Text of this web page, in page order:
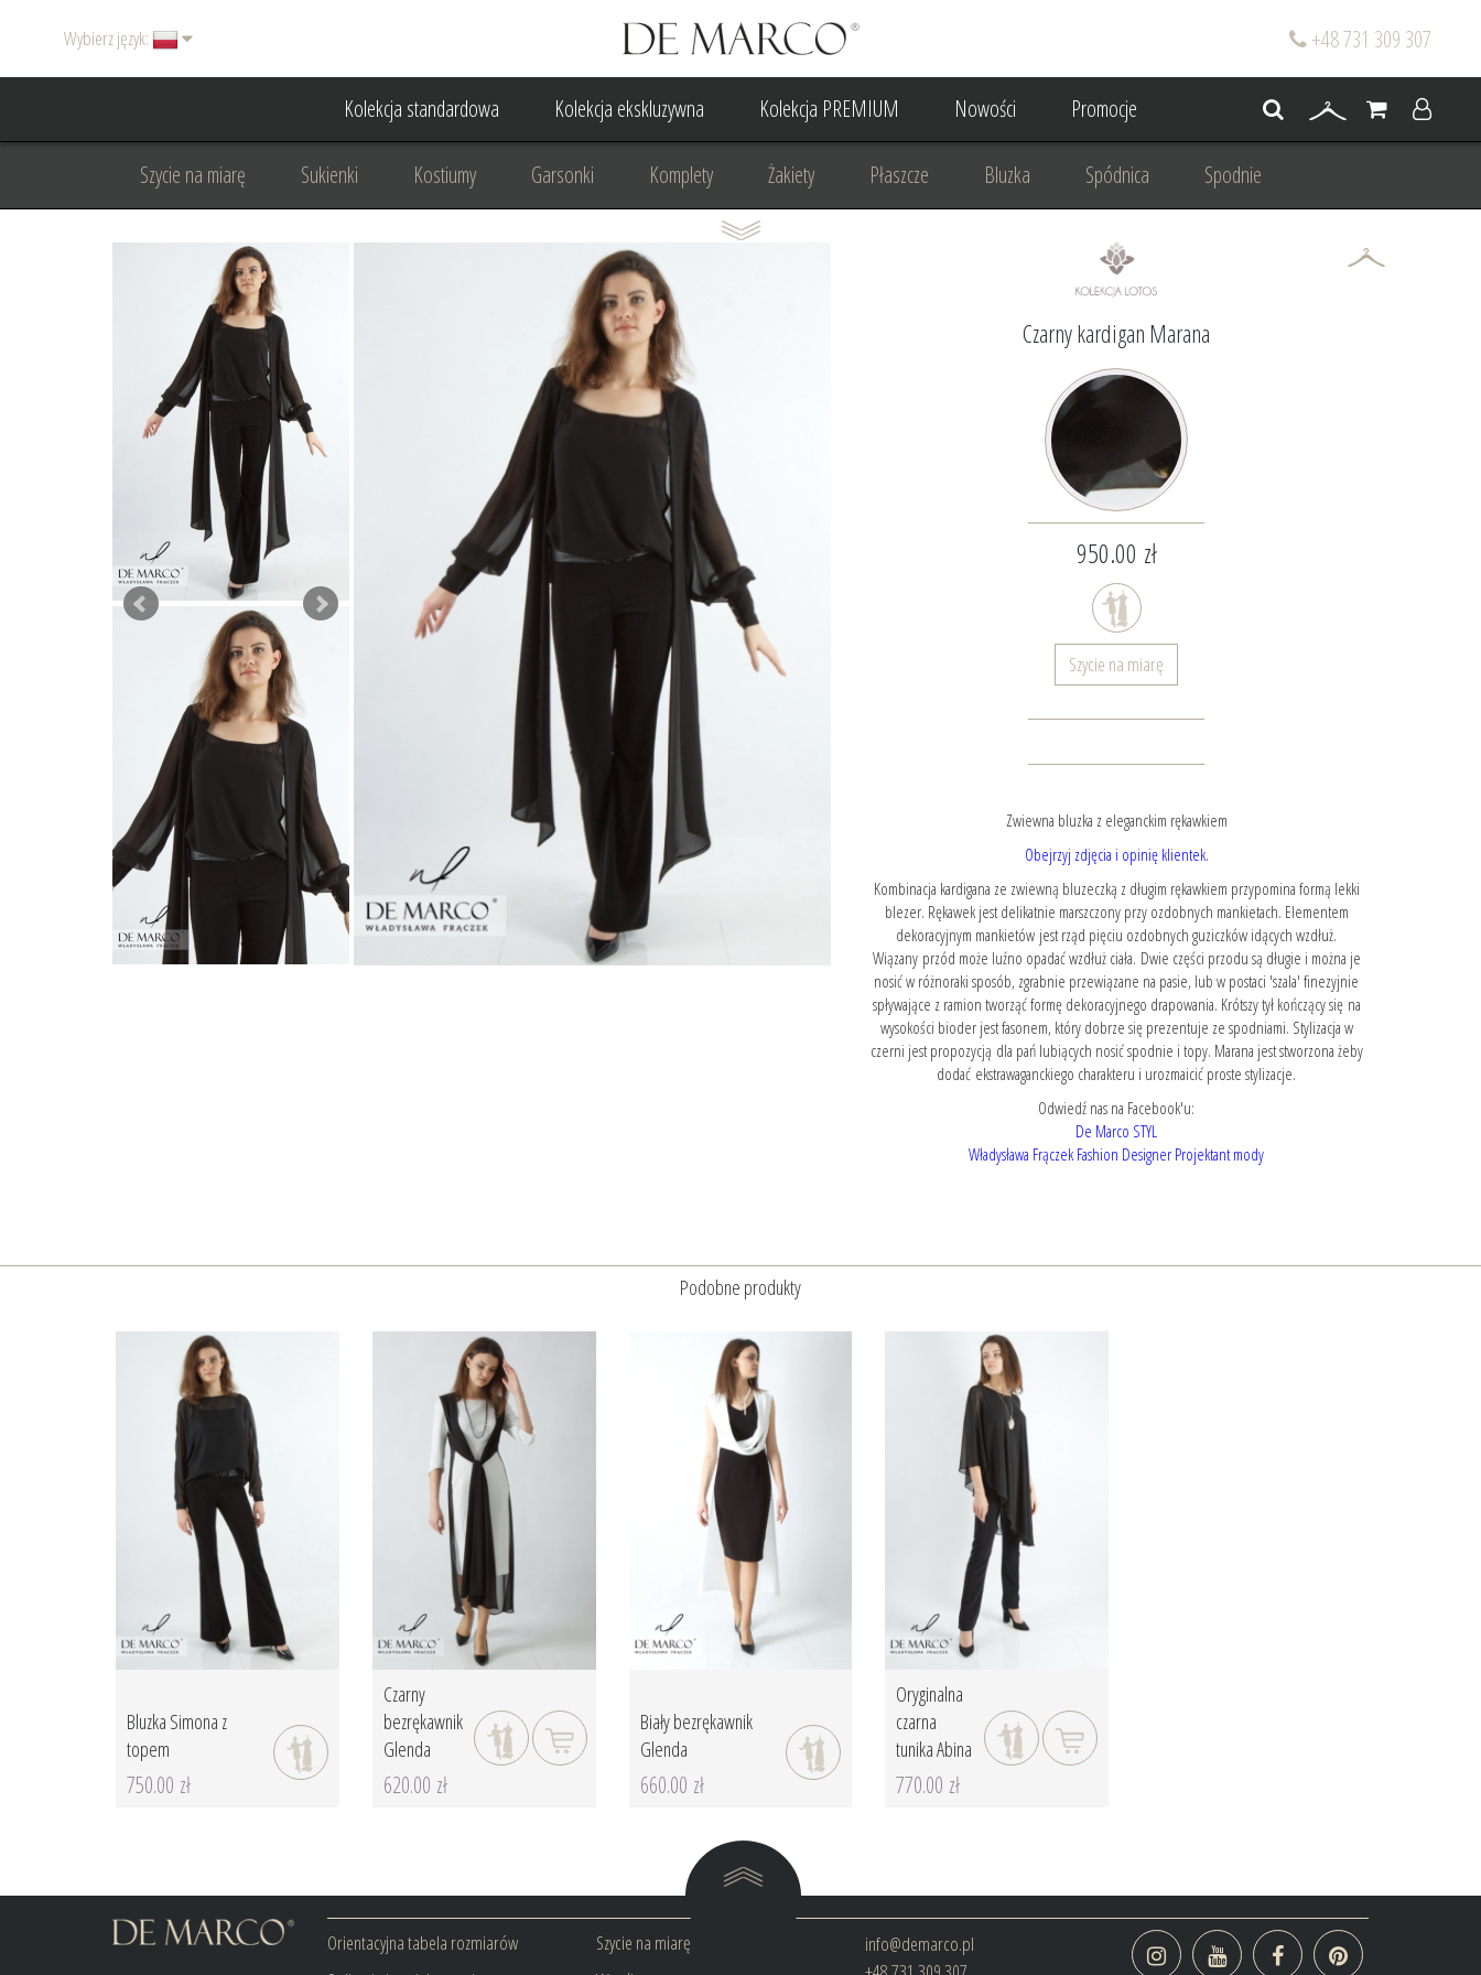
+48 731 309 307
Wybierz język:
Kolekcja standardowa Kolekcja ekskluzywna Kolekcja PREMIUM Nowości Promocje
Szycie na miarę Sukienki Kostiumy Garsonki Komplety Żakiety Płaszcze Bluzka Spódnica Spodnie
Basic Dodatki Garnitury damskie Suknia Ślubna Dla mamy wesela
Odzież wizytowa Odzież biznesowa Projektowanie/ Stylizacja
Czarny kardigan Marana
950.00 zł
Szycie na miarę
Zwiewna bluzka z eleganckim rękawkiem
Obejrzyj zdjęcia i opinię klientek.
Kombinacja kardigana ze zwiewną bluzeczką z długim rękawkiem przypomina formą lekki
blezer. Rękawek jest delikatnie marszczony przy ozdobnych mankietach. Elementem
dekoracyjnym mankietów jest rząd pięciu ozdobnych guziczków idących wzdłuż.
Wiązany przód może luźno opadać wzdłuż ciała. Dwie części przodu są długie i można je
nosić w różnoraki sposób, zgrabnie przewiązane na pasie, lub w postaci 'szala' finezyjnie
spływające z ramion tworząć formę dekoracyjnego drapowania. Krótszy tył kończący się na
wysokości bioder jest fasonem, który dobrze się prezentuje ze spodniami. Stylizacja w
czerni jest propozycją dla pań lubiących nosić spodnie i topy. Marana jest stworzona żeby
dodać ekstrawaganckiego charakteru i urozmaicić proste stylizacje.
Odwiedź nas na Facebook'u:
De Marco STYL
Władysława Frączek Fashion Designer Projektant mody
Podobne produkty
Bluzka Simona z
topem
750.00 zł
Czarny
bezrękawnik
Glenda
620.00 zł
Biały bezrękawnik
Glenda
660.00 zł
Oryginalna
czarna
tunika Abina
770.00 zł
Orientacyjna tabela rozmiarów
Szycie na miarę
info@demarco.pl